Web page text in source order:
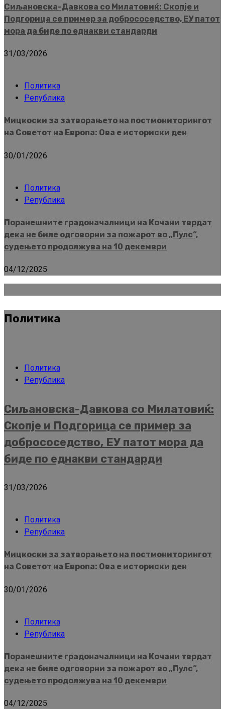
Сиљановска-Давкова со Милатовиќ: Скопје и
Подгорица се пример за добрососедство, ЕУ патот
мора да биде по еднакви стандарди
31/03/2026
Политика
Република
Мицкоски за затворањето на постмониторингот
на Советот на Европа: Ова е историски ден
30/01/2026
Политика
Република
Поранешните градоначалници на Кочани тврдат
дека не биле одговорни за пожарот во „Пулс“,
судењето продолжува на 10 декември
04/12/2025
Политика
Политика
Република
Сиљановска-Давкова со Милатовиќ:
Скопје и Подгорица се пример за
добрососедство, ЕУ патот мора да
биде по еднакви стандарди
31/03/2026
Политика
Република
Мицкоски за затворањето на постмониторингот
на Советот на Европа: Ова е историски ден
30/01/2026
Политика
Република
Поранешните градоначалници на Кочани тврдат
дека не биле одговорни за пожарот во „Пулс“,
судењето продолжува на 10 декември
04/12/2025